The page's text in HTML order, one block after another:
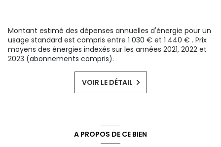
Montant estimé des dépenses annuelles d'énergie pour un
usage standard est compris entre 1 030 € et 1 440 € . Prix
moyens des énergies indexés sur les années 2021, 2022 et
2023 (abonnements compris).
VOIR LE DÉTAIL
A PROPOS DE CE BIEN